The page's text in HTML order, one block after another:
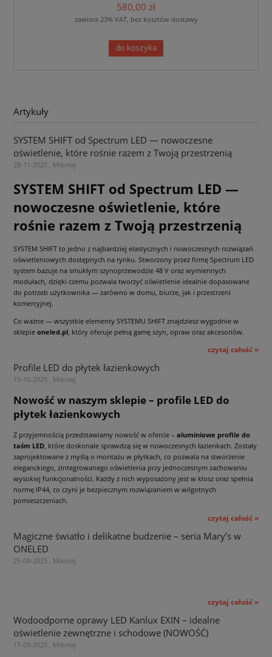
580,00 zł
zawiera 23% VAT, bez kosztów dostawy
do koszyka
Artykuły
SYSTEM SHIFT od Spectrum LED — nowoczesne
oświetlenie, które rośnie razem z Twoją przestrzenią
28-11-2025 , Mikołaj
SYSTEM SHIFT od Spectrum LED —
nowoczesne oświetlenie, które
rośnie razem z Twoją przestrzenią
SYSTEM SHIFT to jedno z najbardziej elastycznych i nowoczesnych rozwiązań
oświetleniowych dostępnych na rynku. Stworzony przez firmę Spectrum LED
system bazuje na smukłym szynoprzewodzie 48 V oraz wymiennych
modułach, dzięki czemu pozwala tworzyć oświetlenie idealnie dopasowane
do potrzeb użytkownika — zarówno w domu, biurze, jak i przestrzeni
komercyjnej.
Co ważne — wszystkie elementy SYSTEMU SHIFT znajdziesz wygodnie w
sklepie oneled.pl , który oferuje pełną gamę szyn, opraw oraz akcesoriów.
czytaj całość »
Profile LED do płytek łazienkowych
15-10-2025 , Mikołaj
Nowość w naszym sklepie – profile LED do
płytek łazienkowych
Z przyjemnością przedstawiamy nowość w ofercie – aluminiowe profile do
taśm LED , które doskonale sprawdzą się w nowoczesnych łazienkach. Zostały
zaprojektowane z myślą o montażu w płytkach, co pozwala na stworzenie
eleganckiego, zintegrowanego oświetlenia przy jednoczesnym zachowaniu
wysokiej funkcjonalności. Każdy z nich wyposażony jest w klosz oraz spełnia
normę IP44, co czyni je bezpiecznym rozwiązaniem w wilgotnych
pomieszczeniach.
czytaj całość »
Magiczne światło i delikatne budzenie – seria Mary’s w
ONELED
25-09-2025 , Mikołaj
czytaj całość »
Wodoodporne oprawy LED Kanlux EXIN – idealne
oświetlenie zewnętrzne i schodowe (NOWOŚĆ)
17-09-2025 , Mikołaj